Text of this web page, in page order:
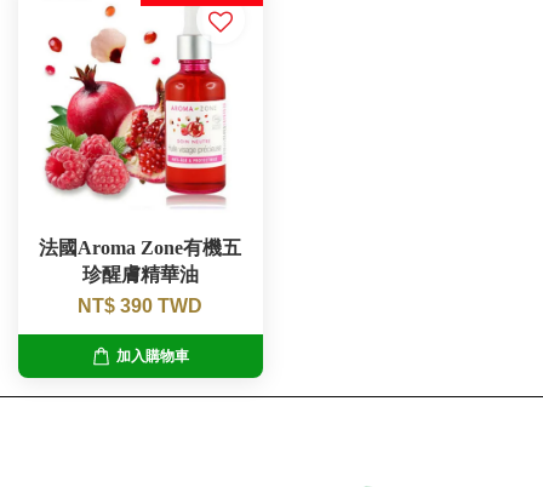
法國Aroma Zone有機五
珍醒膚精華油
NT$ 390 TWD
加入購物車